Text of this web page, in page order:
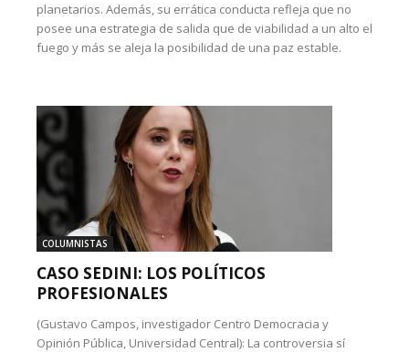
planetarios. Además, su errática conducta refleja que no
posee una estrategia de salida que de viabilidad a un alto el
fuego y más se aleja la posibilidad de una paz estable.
COLUMNISTAS
CASO SEDINI: LOS POLÍTICOS
PROFESIONALES
(Gustavo Campos, investigador Centro Democracia y
Opinión Pública, Universidad Central): La controversia sí